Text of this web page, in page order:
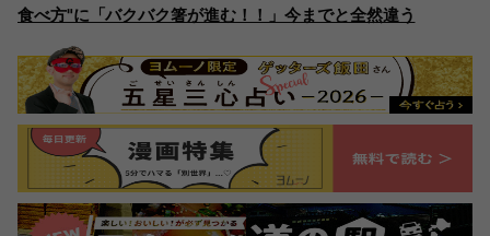
食べ方"に「バクバク箸が進む！！」今までと全然違う